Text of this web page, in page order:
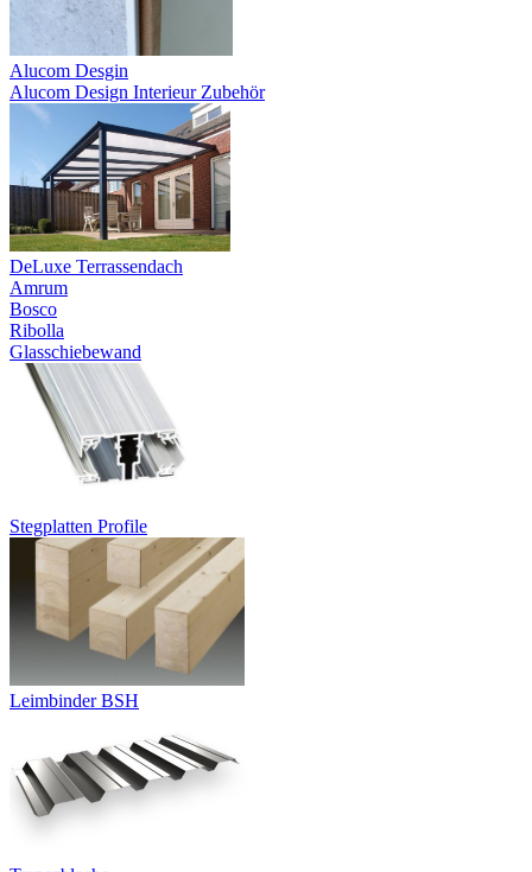
Alucom Desgin
Alucom Design Interieur Zubehör
DeLuxe Terrassendach
Amrum
Bosco
Ribolla
Glasschiebewand
Stegplatten Profile
Leimbinder BSH